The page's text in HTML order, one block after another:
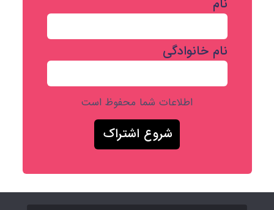
نام
نام خانوادگی
اطلاعات شما محفوظ است